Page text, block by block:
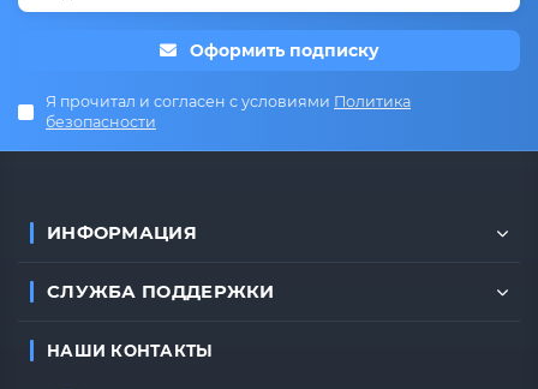
Оформить подписку
Я прочитал и согласен с условиями Политика
безопасности
ИНФОРМАЦИЯ
СЛУЖБА ПОДДЕРЖКИ
НАШИ КОНТАКТЫ